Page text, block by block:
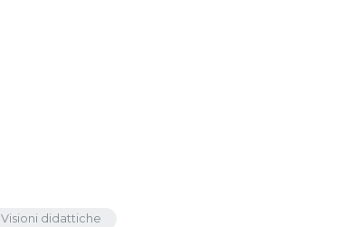
Visioni didattiche